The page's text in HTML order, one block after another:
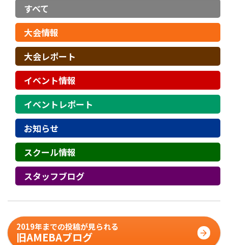
すべて
大会情報
大会レポート
イベント情報
イベントレポート
お知らせ
スクール情報
スタッフブログ
2019年までの投稿が見られる
旧AMEBAブログ